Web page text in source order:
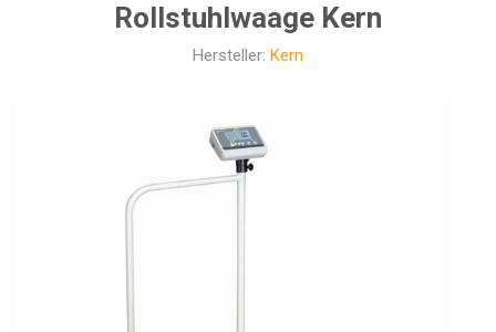
Rollstuhlwaage Kern
Hersteller: Kern